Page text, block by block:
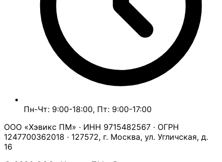
Пн-Чт: 9:00-18:00, Пт: 9:00-17:00
ООО «Хэвикс ПМ» · ИНН 9715482567 · ОГРН
1247700362018 · 127572, г. Москва, ул. Угличская, д.
16